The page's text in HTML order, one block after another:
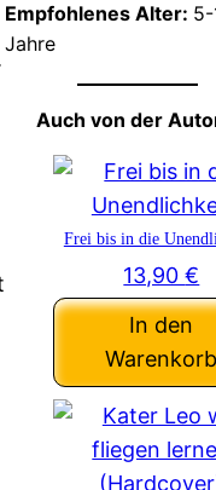
Empfohlenes Alter: 5-
Jahre
Auch von der
Frei bis in die
13,90€
In den
Warenkorb